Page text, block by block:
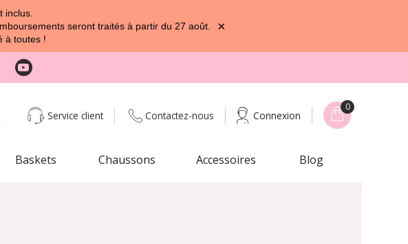
inclus.
seront traités à partir du 27 août.
à toutes !
×
Service client Contactez-nous Connexion
0
Baskets Chaussons Accessoires Blog